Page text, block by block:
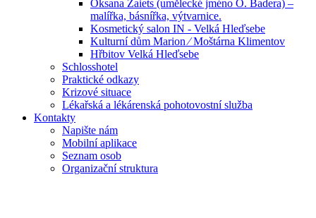
Oksana Zaiets (umělecké jméno O. Badera) –
malířka, básnířka, výtvarnice.
Kosmetický salon IN - Velká Hleďsebe
Kulturní dům Marion ⁄ Moštárna Klimentov
Hřbitov Velká Hleďsebe
Schlosshotel
Praktické odkazy
Krizové situace
Lékařská a lékárenská pohotovostní služba
Kontakty
Napište nám
Mobilní aplikace
Seznam osob
Organizační struktura